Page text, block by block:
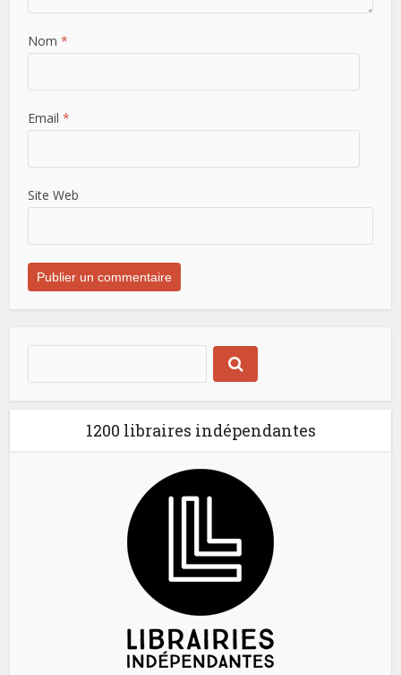
Nom *
Email *
Site Web
1200 libraires indépendantes